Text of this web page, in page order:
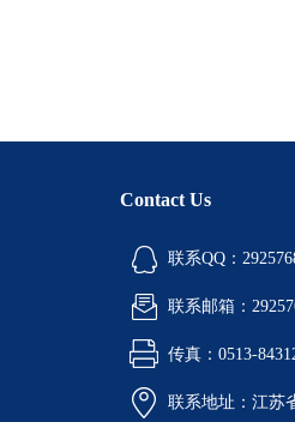
Contact Us
联系QQ：
联系邮箱：
传真：0513-
联系地址：江苏